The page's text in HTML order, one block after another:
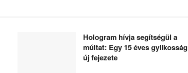
Hologram hívja segítségül a
múltat: Egy 15 éves gyilkosság
új fejezete